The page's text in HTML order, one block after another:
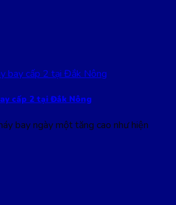
cấp 2 tại Đắk Nông
bay ngày một tăng cao như hiện